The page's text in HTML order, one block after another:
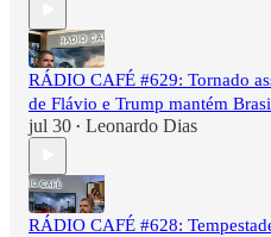
RÁDIO CAFÉ #629: Tornado
de Flávio e Trump mantém
jul 30 • Leonardo Dias
RÁDIO CAFÉ #628: